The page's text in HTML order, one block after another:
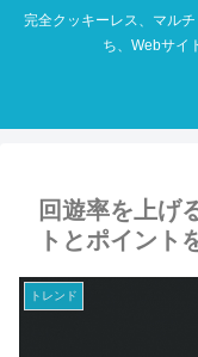
完全クッキーレス、マル
ち、Webサイ
回遊率を上げ
トとポイント
トレンド